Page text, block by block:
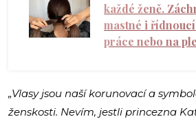
každé ženě.
mastné i
práce nebo na
„Vlasy jsou naší korunovací a
ženskosti. Nevím, jestli princezna